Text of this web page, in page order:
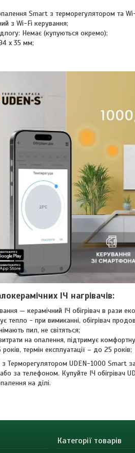
Smart з терморегулятором та
з Wi-Fi керування;
Немає (купуються окремо);
х 35 мм;
ІЧ нагрівачів:
— керамічний ІЧ обігрівач в рази
тепло - при вимиканні, обігрівач
пил, не світяться;
на опалення, підтримує
термін експлуатації – до 25 років;
з Терморегулятором UDEN-1000
за телефоном. Купуйте ІЧ обігрівач
на ділі.
Категорії товарів